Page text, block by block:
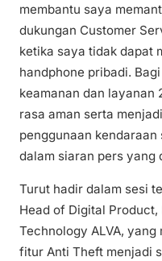
membantu saya
dukungan Customer
ketika saya tidak dapat
handphone pribadi.
keamanan dan layanan
rasa aman serta
penggunaan
dalam siaran pers yang
Turut hadir dalam sesi
Head of Digital
Technology ALVA,
fitur Anti Theft menjadi